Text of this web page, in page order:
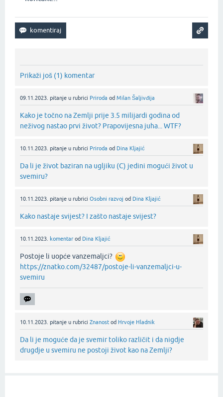
Prikaži još (1) komentar
09.11.2023. pitanje u rubrici Priroda od Milan Šaljivđija
Kako je točno na Zemlji prije 3.5 milijardi godina od
neživog nastao prvi život? Prapovijesna juha... WTF?
10.11.2023. pitanje u rubrici Priroda od Dina Kljajić
Da li je život baziran na ugljiku (C) jedini mogući život u
svemiru?
10.11.2023. pitanje u rubrici Osobni razvoj od Dina Kljajić
Kako nastaje svijest? I zašto nastaje svijest?
10.11.2023. komentar od Dina Kljajić
Postoje li uopće vanzemaljci?
https://znatko.com/32487/postoje-li-vanzemaljci-u-
svemiru
10.11.2023. pitanje u rubrici Znanost od Hrvoje Hladnik
Da li je moguće da je svemir toliko različit i da nigdje
drugdje u svemiru ne postoji život kao na Zemlji?